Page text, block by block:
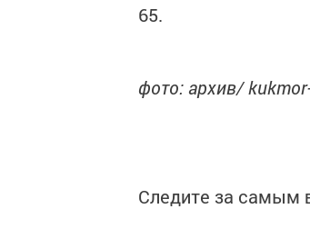
65.
фото: архив/
Следите за самым